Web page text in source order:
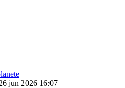
jun 2026 16:07